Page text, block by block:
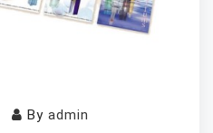
By admin